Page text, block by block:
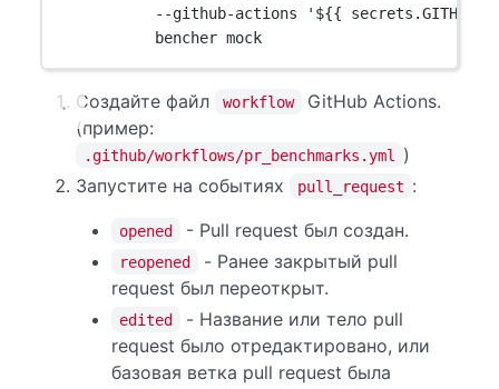
--github-actions '${{
bencher mock
Создайте файл workflow
GitHub Actions.
(пример:
.github/workflows/pr_benchmarks.yml
)
Запустите на событиях
pull_request :
opened - Pull request был создан.
reopened
- Ранее закрытый pull
request был переоткрыт.
edited
- Название или тело pull
request было отредактировано, или
базовая ветка pull request была